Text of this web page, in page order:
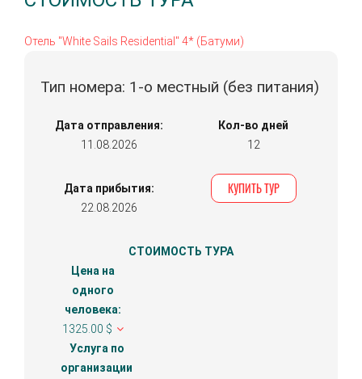
Отель "White Sails Residential" 4* (Батуми)
Тип номера: 1-о местный (без питания)
Дата отправления:
11.08.2026
Кол-во дней
12
Дата прибытия:
22.08.2026
СТОИМОСТЬ ТУРА
Цена на
одного
человека:
1325.00 $
Услуга по
организации
КУПИТЬ ТУР